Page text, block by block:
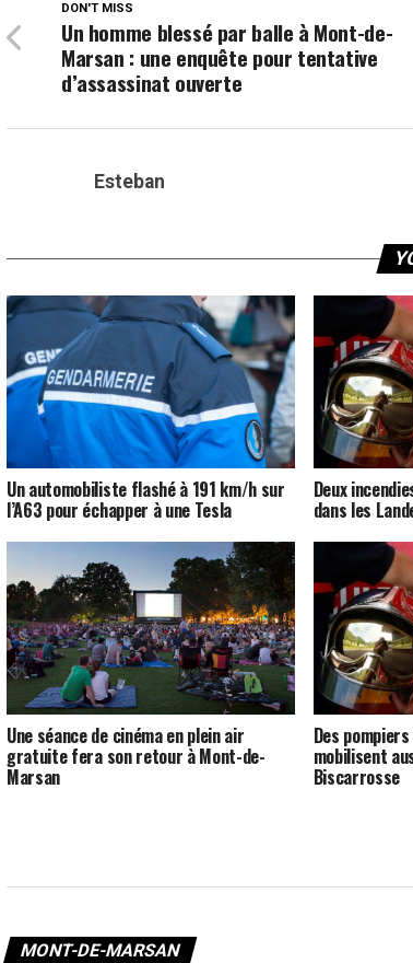
DON'T MISS
Un homme blessé par balle à Mont-de-
Marsan : une enquête pour tentative
d’assassinat ouverte
Esteban
Un automobiliste flashé à 191 km/h sur
l’A63 pour échapper à une Tesla
Deux
dans les
Une séance de cinéma en plein air
gratuite fera son retour à Mont-de-
Marsan
Des
mobilisent
Biscarrosse
MONT-DE-MARSAN